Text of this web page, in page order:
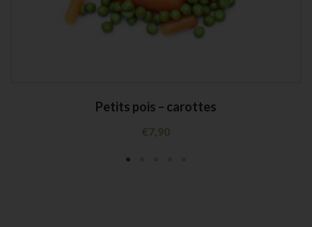
Petits pois – carottes
€7,90